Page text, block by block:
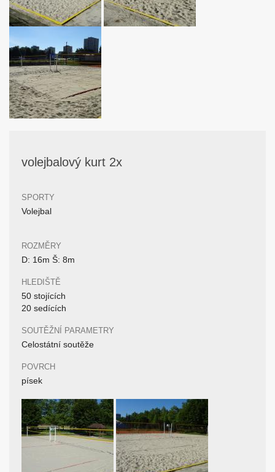
volejbalový kurt 2x
SPORTY
Volejbal
ROZMĚRY
D: 16m Š: 8m
HLEDIŠTĚ
50 stojících
20 sedících
SOUTĚŽNÍ PARAMETRY
Celostátní soutěže
POVRCH
písek